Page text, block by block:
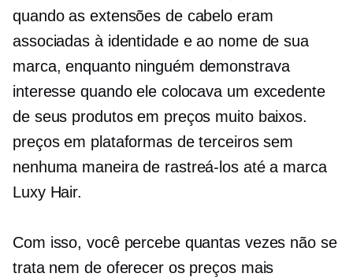
quando as extensões de cabelo eram
associadas à identidade e ao nome de sua
marca, enquanto ninguém demonstrava
interesse quando ele colocava um excedente
de seus produtos em preços muito baixos.
preços em plataformas de terceiros sem
nenhuma maneira de rastreá-los até a marca
Luxy Hair.
Com isso, você percebe quantas vezes não se
trata nem de oferecer os preços mais